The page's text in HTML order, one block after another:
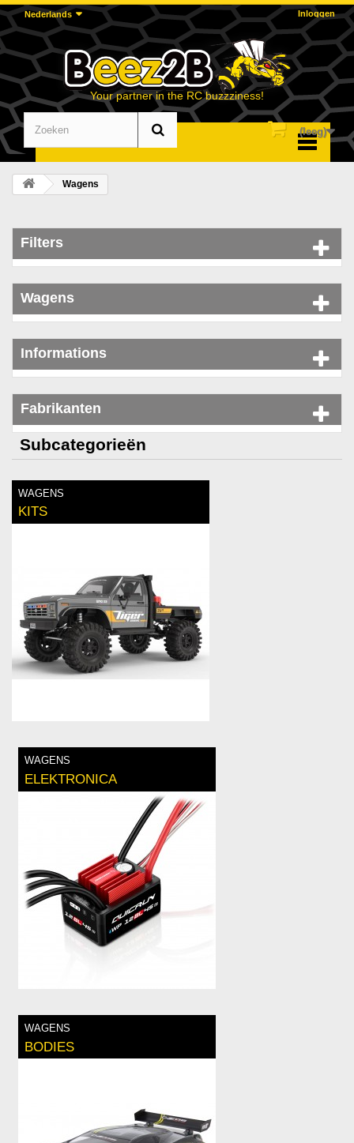
Inloggen
Nederlands
Your partner in the RC buzzziness!
(leeg)
Wagens
Filters
Wagens
Informations
Fabrikanten
Subcategorieën
WAGENS
KITS
WAGENS
ELEKTRONICA
WAGENS
BODIES